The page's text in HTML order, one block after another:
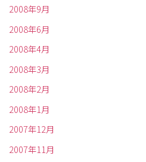
2008年9月
2008年6月
2008年4月
2008年3月
2008年2月
2008年1月
2007年12月
2007年11月